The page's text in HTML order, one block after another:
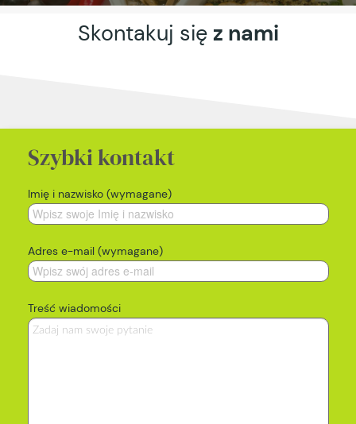
Skontakuj się z nami
Szybki kontakt
Imię i nazwisko (wymagane)
Adres e-mail (wymagane)
Treść wiadomości